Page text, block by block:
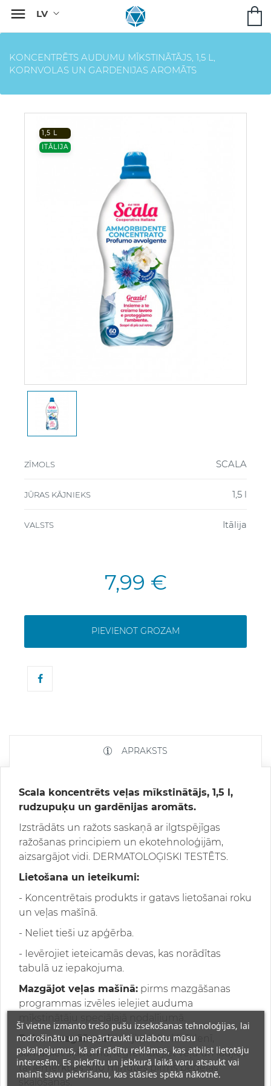

KONCENTRĒTS AUDUMU MĪKSTINĀTĀJS, 1,5 L,
KORNVOLAS UN GARDENIJAS AROMĀTS
1,5 L
ITĀLIJA
ZĪMOLS SCALA
JŪRAS KĀJNIEKS 1,5 l
VALSTS Itālija
7,99 €
PIEVIENOT GROZAM
APRAKSTS
Scala koncentrēts veļas mīkstinātājs, 1,5 l,
rudzupuķu un gardēnijas aromāts.
Izstrādāts un ražots saskaņā ar ilgtspējīgas
ražošanas principiem un ekotehnoloģijām,
aizsargājot vidi. DERMATOLOĢISKI TESTĒTS.
Lietošana un ieteikumi:
- Koncentrētais produkts ir gatavs lietošanai roku
un veļas mašīnā.
- Neliet tieši uz apģērba.
- Ievērojiet ieteicamās devas, kas norādītas
tabulā uz iepakojuma.
Mazgājot veļas mašīnā: pirms mazgāšanas
programmas izvēles ielejiet auduma
Roku mazgāšanai:ielejiet līdzekli ūdenī,
samaisiet šķīdumu, iegremdējiet veļu un ļaujiet
tai iemērkties 5/10 minūtes pirms pēdējās
skalošanas.
Šī vietne izmanto trešo pušu izsekošanas tehnoloģijas, lai
nodrošinātu un nepārtraukti uzlabotu mūsu
pakalpojumus, kā arī rādītu reklāmas, kas atbilst lietotāju
interesēm. Es piekrītu un jebkurā laikā varu atsaukt vai
mainīt savu piekrišanu, kas stāsies spēkā nākotnē.